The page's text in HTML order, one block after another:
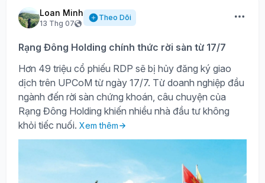
Loan Minh
13 Thg 07
Theo Dõi
Rạng Đông Holding chính thức rời sàn từ 17/7
Hơn 49 triệu cổ phiếu RDP sẽ bị hủy đăng ký giao
dịch trên UPCoM từ ngày 17/7. Từ doanh nghiệp đầu
ngành đến rời sàn chứng khoán, câu chuyện của
Rạng Đông Holding khiến nhiều nhà đầu tư không
khỏi tiếc nuối. Xem thêm